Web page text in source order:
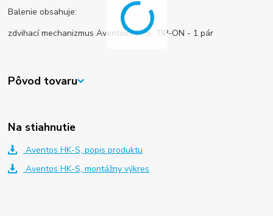
Balenie obsahuje:
zdvihací mechanizmus Aventos HK-S, TIP-ON - 1 pár
Pôvod tovaru
Na stiahnutie
Aventos HK-S, popis produktu
Aventos HK-S, montážny výkres